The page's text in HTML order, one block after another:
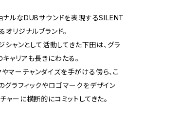
ナルなDUBサウンドを表現するSILENT
リジナルブランド。
ャンとして活動してきた下田は、グラ
ャリアも長きにわたる。
マーチャンダイズを手がける傍ら、こ
グラフィックやロゴマークをデザイン
ャーに横断的にコミットしてきた。